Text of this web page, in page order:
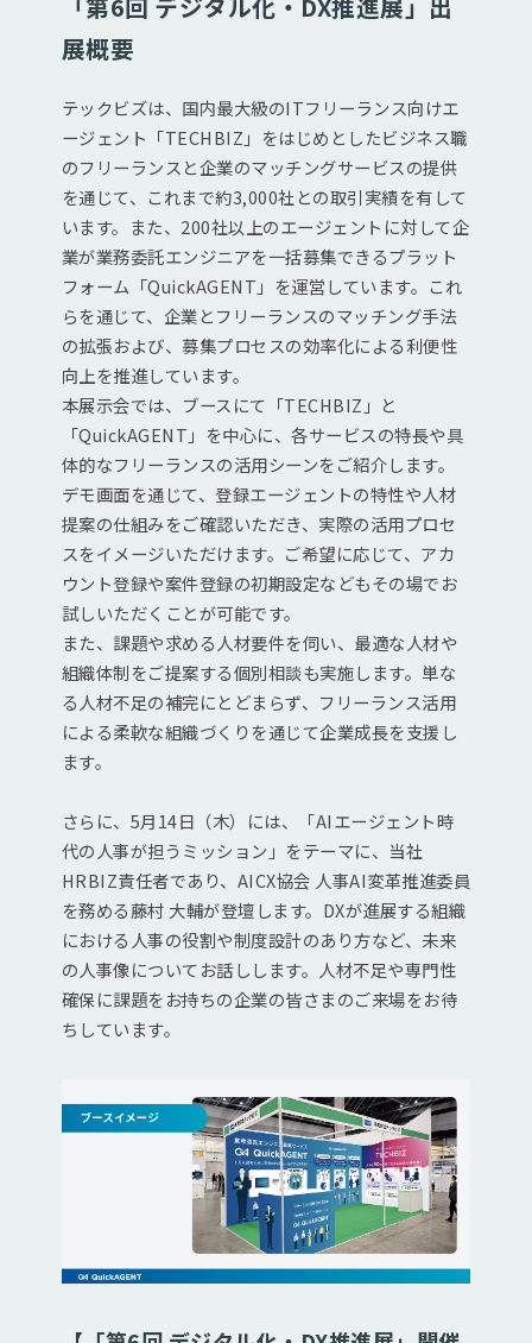
展概要
テックビズは、国内最大級のITフリーランス向けエ
ージェント「TECHBIZ」をはじめとしたビジネス職
のフリーランスと企業のマッチングサービスの提供
を通じて、これまで約3,000社との取引実績を有して
います。また、200社以上のエージェントに対して企
業が業務委託エンジニアを一括募集できるプラット
フォーム「QuickAGENT」を運営しています。これ
らを通じて、企業とフリーランスのマッチング手法
の拡張および、募集プロセスの効率化による利便性
向上を推進しています。
本展示会では、ブースにて「TECHBIZ」と
「QuickAGENT」を中心に、各サービスの特長や具
体的なフリーランスの活用シーンをご紹介します。
デモ画面を通じて、登録エージェントの特性や人材
提案の仕組みをご確認いただき、実際の活用プロセ
スをイメージいただけます。ご希望に応じて、アカ
ウント登録や案件登録の初期設定などもその場でお
試しいただくことが可能です。
また、課題や求める人材要件を伺い、最適な人材や
組織体制をご提案する個別相談も実施します。単な
る人材不足の補完にとどまらず、フリーランス活用
による柔軟な組織づくりを通じて企業成長を支援し
ます。
さらに、5月14日（木）には、「AIエージェント時
代の人事が担うミッション」をテーマに、当社
HRBIZ責任者であり、AICX協会 人事AI変革推進委員
を務める藤村 大輔が登壇します。DXが進展する組織
における人事の役割や制度設計のあり方など、未来
の人事像についてお話しします。人材不足や専門性
確保に課題をお持ちの企業の皆さまのご来場をお待
ちしています。